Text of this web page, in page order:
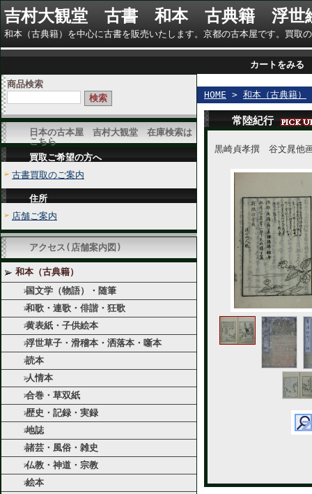
吉村大観堂 古書 和本 古典籍 浮世
和本（古典籍）を中心に古書を販売いたします。京都の古本屋です。
カートをみる
商品検索
日本の古本屋 吉村大観堂 在庫検索は
こちら
買取ご希望の方へ
古書買取のご案内
住所
店舗ご案内
アクセス(店舗案内図)
和本（古典籍）
国文学（物語）・随筆
和歌・連歌・俳諧・狂歌
黄表紙・子供絵本
浮世草子・滑稽本・洒落本・噺本
読本
人情本
合巻・草双紙
歴史・記録・実録
地誌
諸芸・風俗・雑史
仏教・神道・宗教
絵本
HOME > 和本（古典籍）
常陸紀行
黒崎貞孝撰 谷文晁